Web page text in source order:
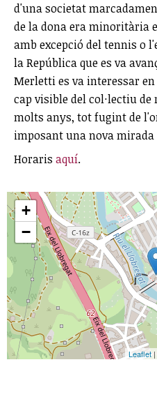
d'una societat
de la dona era minoritària
amb excepció del tennis o
la República que es va
Merletti es va interessar
cap visible del col·lectiu
molts anys, tot fugint de
imposant una nova
Horaris aquí.
+
−
Leaflet|